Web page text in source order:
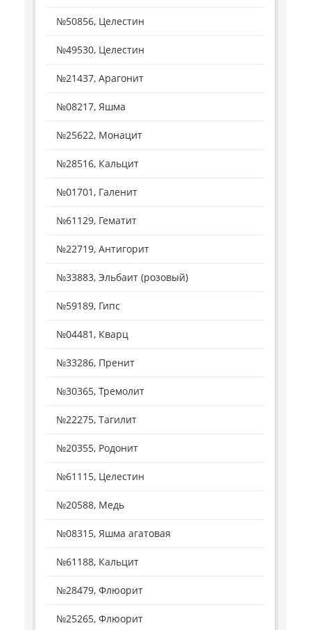
№50856, Целестин
№49530, Целестин
№21437, Арагонит
№08217, Яшма
№25622, Монацит
№28516, Кальцит
№01701, Галенит
№61129, Гематит
№22719, Антигорит
№33883, Эльбаит (розовый)
№59189, Гипс
№04481, Кварц
№33286, Пренит
№30365, Тремолит
№22275, Тагилит
№20355, Родонит
№61115, Целестин
№20588, Медь
№08315, Яшма агатовая
№61188, Кальцит
№28479, Флюорит
№25265, Флюорит